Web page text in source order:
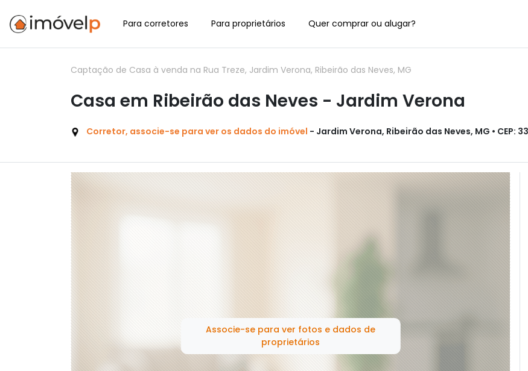
Para corretores Para proprietários Quer comprar ou alugar?
Captação de Casa à venda na Rua Treze, Jardim Verona, Ribeirão das Neves, MG
Casa em Ribeirão das Neves - Jardim Verona
Corretor, associe-se para ver os dados do imóvel - Jardim Verona, Ribeirão das Neves, MG • CEP:
Associe-se para ver fotos e dados de
proprietários